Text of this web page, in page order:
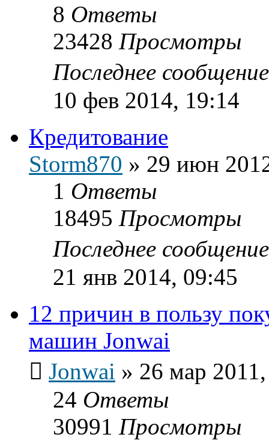
8 Ответы
23428 Просмотры
Последнее
10 фев 2014, 19:14
Кредитование
Storm870 » 29 июн
1 Ответы
18495 Просмотры
Последнее
21 янв 2014, 09:45
12 причин в пользу
машин Jonwai
Jonwai » 26 мар
24 Ответы
30991 Просмотры